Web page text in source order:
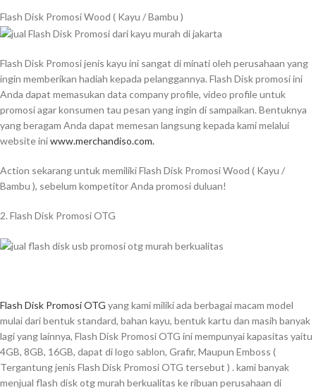
Flash Disk Promosi Wood ( Kayu / Bambu )
Flash Disk Promosi jenis kayu ini sangat di minati oleh perusahaan yang
ingin memberikan hadiah kepada pelanggannya. Flash Disk promosi ini
Anda dapat memasukan data company profile, video profile untuk
promosi agar konsumen tau pesan yang ingin di sampaikan. Bentuknya
yang beragam Anda dapat memesan langsung kepada kami melalui
website iniwww.merchandiso.com.
Action sekarang untuk memiliki Flash Disk Promosi Wood ( Kayu /
Bambu ), sebelum kompetitor Anda promosi duluan!
2. Flash Disk Promosi OTG
Flash Disk Promosi OTG yang kami miliki ada berbagai macam model
mulai dari bentuk standard, bahan kayu, bentuk kartu dan masih banyak
lagi yang lainnya, Flash Disk Promosi OTG ini mempunyai kapasitas yaitu
4GB, 8GB, 16GB, dapat di logo sablon, Grafir, Maupun Emboss (
Tergantung jenis Flash Disk Promosi OTG tersebut ) . kami banyak
menjual flash disk otg murah berkualitas ke ribuan perusahaan di